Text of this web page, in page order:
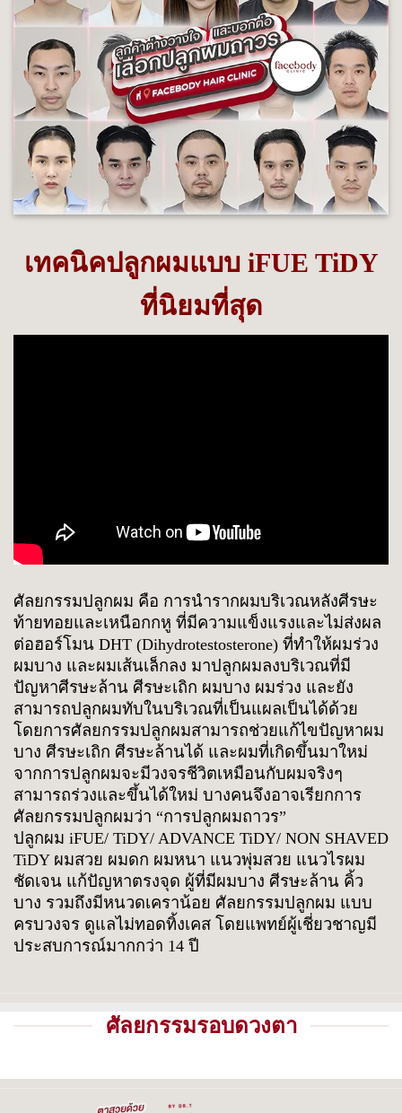
เทคนิคปลูกผมแบบ iFUE TiDY
ที่นิยมที่สุด
ศัลยกรรมปลูกผม คือ การนำรากผมบริเวณหลังศีรษะ
ท้ายทอยและเหนือกกหู ที่มีความแข็งแรงและไม่ส่งผล
ต่อฮอร์โมน DHT (Dihydrotestosterone) ที่ทำให้ผมร่วง
ผมบาง และผมเส้นเล็กลง มาปลูกผมลงบริเวณที่มี
ปัญหาศีรษะล้าน ศีรษะเถิก ผมบาง ผมร่วง และยัง
สามารถปลูกผมทับในบริเวณที่เป็นแผลเป็นได้ด้วย
โดยการศัลยกรรมปลูกผมสามารถช่วยแก้ไขปัญหาผม
บาง ศีรษะเถิก ศีรษะล้านได้ และผมที่เกิดขึ้นมาใหม่
จากการปลูกผมจะมีวงจรชีวิตเหมือนกับผมจริงๆ
สามารถร่วงและขึ้นได้ใหม่ บางคนจึงอาจเรียกการ
ศัลยกรรมปลูกผมว่า “การปลูกผมถาวร”
ปลูกผม iFUE/ TiDY/ ADVANCE TiDY/ NON SHAVED
TiDY ผมสวย ผมดก ผมหนา แนวพุ่มสวย แนวไรผม
ชัดเจน แก้ปัญหาตรงจุด ผู้ที่มีผมบาง ศีรษะล้าน คิ้ว
บาง รวมถึงมีหนวดเคราน้อย ศัลยกรรมปลูกผม แบบ
ครบวงจร ดูแลไม่ทอดทิ้งเคส โดยแพทย์ผู้เชี่ยวชาญมี
ประสบการณ์มากกว่า 14 ปี
ศัลยกรรมรอบดวงตา